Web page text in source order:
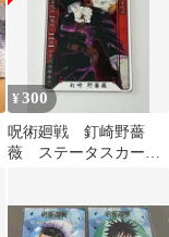
¥300
呪術廻戦 釘崎野薔
薇 ステータスカード